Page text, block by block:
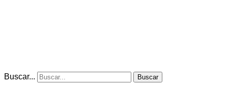
Buscar... Buscar